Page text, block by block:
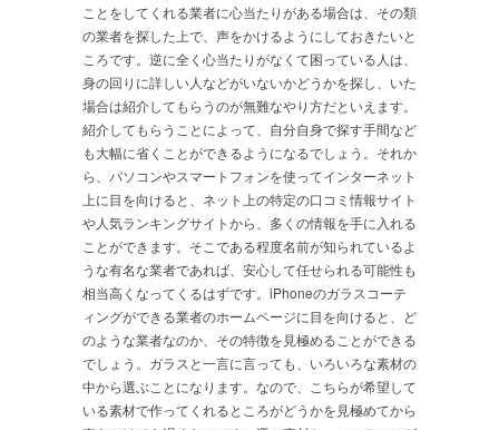
ことをしてくれる業者に心当たりがある場合は、その類
の業者を探した上で、声をかけるようにしておきたいと
ころです。逆に全く心当たりがなくて困っている人は、
身の回りに詳しい人などがいないかどうかを探し、いた
場合は紹介してもらうのが無難なやり方だといえます。
紹介してもらうことによって、自分自身で探す手間など
も大幅に省くことができるようになるでしょう。それか
ら、パソコンやスマートフォンを使ってインターネット
上に目を向けると、ネット上の特定の口コミ情報サイト
や人気ランキングサイトから、多くの情報を手に入れる
ことができます。そこである程度名前が知られているよ
うな有名な業者であれば、安心して任せられる可能性も
相当高くなってくるはずです。iPhoneのガラスコーテ
ィングができる業者のホームページに目を向けると、ど
のような業者なのか、その特徴を見極めることができる
でしょう。ガラスと一言に言っても、いろいろな素材の
中から選ぶことになります。なので、こちらが希望して
いる素材で作ってくれるところがどうかを見極めてから